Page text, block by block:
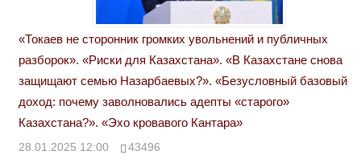
«Токаев не сторонник громких увольнений и публичных
разборок». «Риски для Казахстана». «В Казахстане снова
защищают семью Назарбаевых?». «Безусловный базовый
доход: почему заволновались адепты «старого»
Казахстана?». «Эхо кровавого Кантара»
28.01.2025 12:00 43496